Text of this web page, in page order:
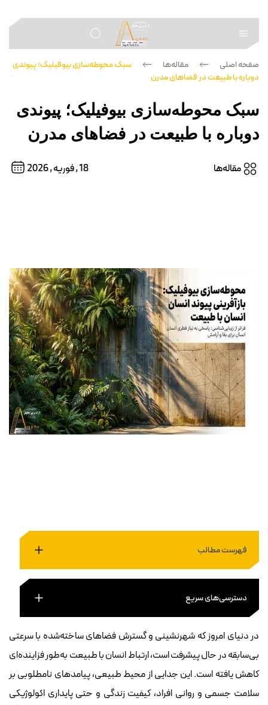
صفحه اصلی — مقاله‌ها —
سبک محوطه‌سازی بیوفیلیک؛ پیوندی
دوباره با طبیعت در فضاهای مدرن
سبک محوطه‌سازی بیوفیلیک؛ پیوندی
دوباره با طبیعت در فضاهای مدرن
مقاله‌ها 18 , فوریه , 2026
فهرست مطالب
دسترسی‌های سریع
در دنیای امروز که شهرنشینی و گسترش فضاهای ساخته‌شده با سرعتی
بی‌سابقه در حال پیشرفت است، ارتباط انسان با طبیعت به‌طور فزاینده‌ای
کاهش یافته است. این جدایی از محیط طبیعی، پیامدهای نامطلوبی بر
سلامت جسمی و روانی افراد، کیفیت زندگی و حتی پایداری اکولوژیکی